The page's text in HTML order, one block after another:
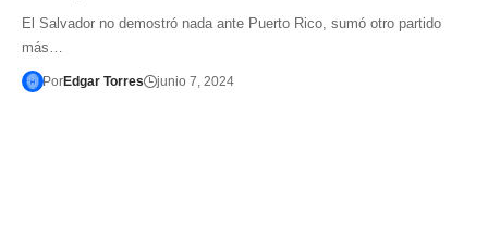
El Salvador no demostró nada ante Puerto Rico, sumó otro partido
más…
PorEdgar Torres junio 7, 2024